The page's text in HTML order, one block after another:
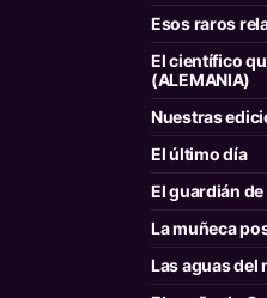
Esos raros
El científico
(ALEMANIA)
Nuestras
El último día
El guardián de
La muñeca
Las aguas del